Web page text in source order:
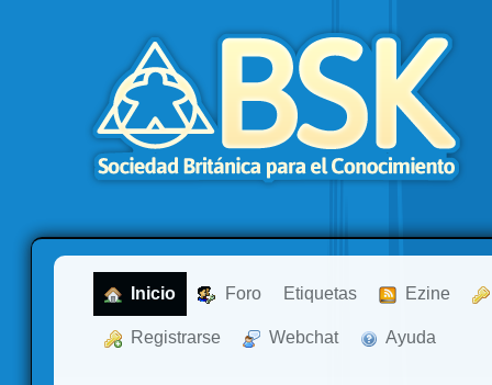
Inicio Foro Etiquetas Ezine
Registrarse Webchat Ayuda